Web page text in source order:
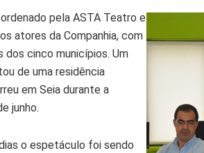
pela ASTA Teatro e
atores da Companhia, com
cinco municípios. Um
de uma residência
em Seia durante a
junho.
o espetáculo foi sendo